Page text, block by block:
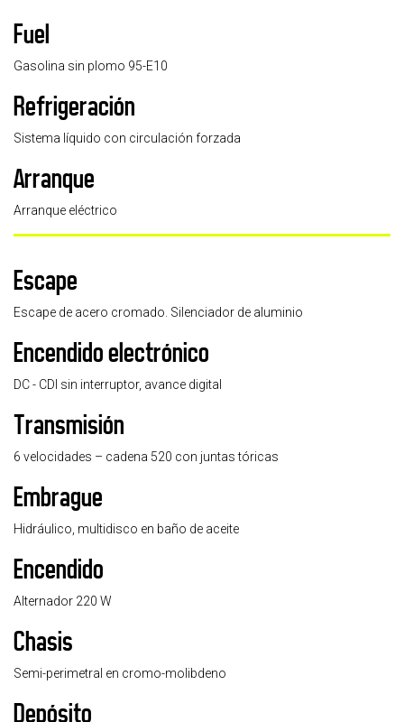
Fuel
Gasolina sin plomo 95-E10
Refrigeración
Sistema líquido con circulación forzada
Arranque
Arranque eléctrico
Escape
Escape de acero cromado. Silenciador de aluminio
Encendido electrónico
DC - CDI sin interruptor, avance digital
Transmisión
6 velocidades – cadena 520 con juntas tóricas
Embrague
Hidráulico, multidisco en baño de aceite
Encendido
Alternador 220 W
Chasis
Semi-perimetral en cromo-molibdeno
Depósito